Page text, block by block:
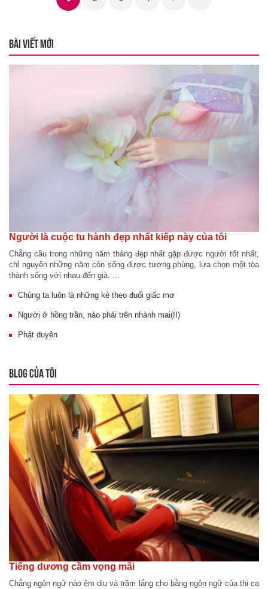
BÀI VIẾT MỚI
Người là cuộc tu hành đẹp nhất kiếp này của tôi
Chẳng cầu trong những năm tháng đẹp nhất gặp được người tốt nhất,
chỉ nguyện những năm còn sống được tương phùng, lựa chọn một tòa
thành sống với nhau đến già. ...
Chúng ta luôn là những kẻ theo đuổi giấc mơ
Người ở hồng trần, nào phải trên nhành mai(II)
Phật duyên
BLOG CỦA TÔI
Tiếng dương cầm vọng mãi
Chẳng ngôn ngữ nào êm dịu và trầm lắng cho bằng ngôn ngữ của thi ca